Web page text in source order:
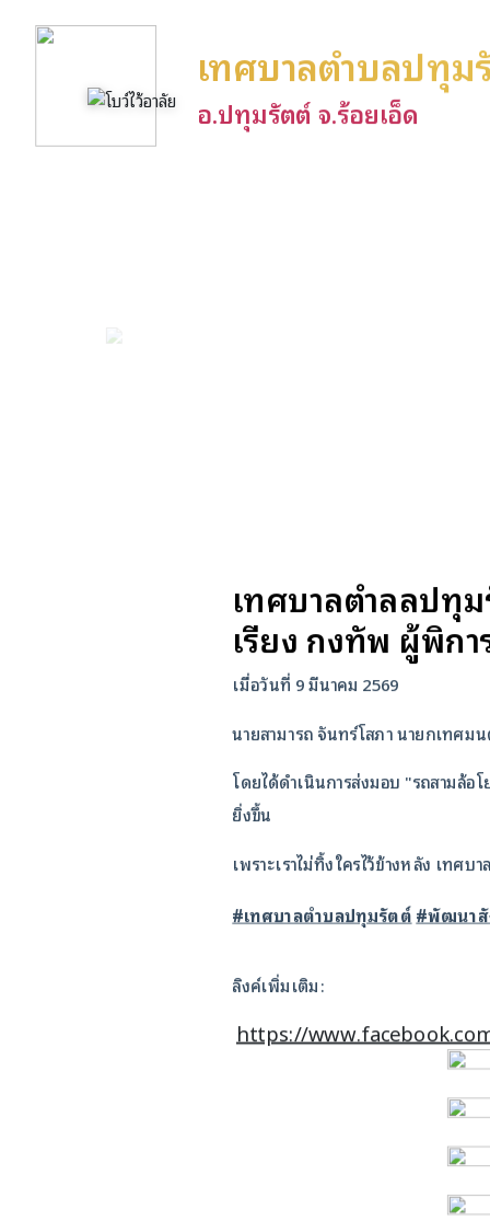
เทศบาลตำบลปทุม
อ.ปทุมรัตต์ จ.ร้อยเอ็ด
เทศบาลตำลลปทุ
เรียง กงทัพ ผู้พิก
เมื่อวันที่ 9 มีนาคม 2569
นายสามารถ จันทร์โสภา นายกเทศ
โดยได้ดำเนินการส่งมอบ "รถสามล้
ยิ่งขึ้น
เพราะเราไม่ทิ้งใครไว้ข้างหลัง เท
#เทศบาลตำบลปทุมรัตต์ #พัฒนา
ลิงค์เพิ่มเติม:
https://